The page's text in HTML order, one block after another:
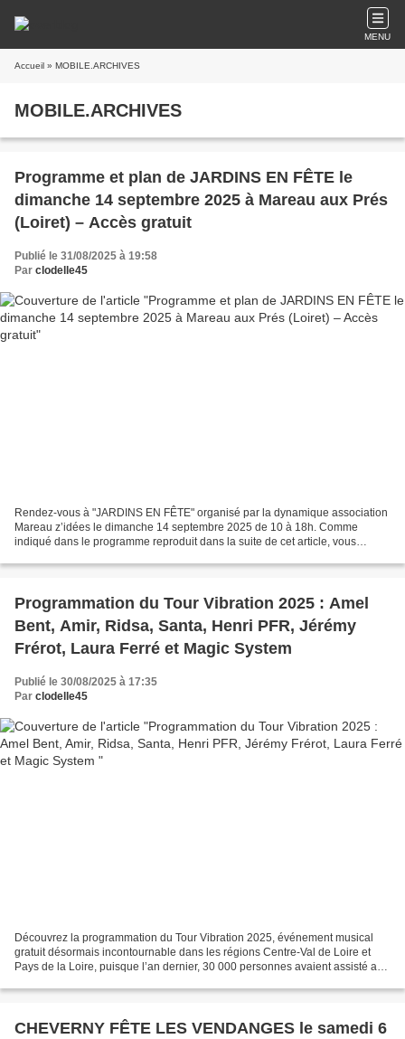
MENU
Accueil » MOBILE.ARCHIVES
MOBILE.ARCHIVES
Programme et plan de JARDINS EN FÊTE le
dimanche 14 septembre 2025 à Mareau aux Prés
(Loiret) – Accès gratuit
Publié le 31/08/2025 à 19:58
Par clodelle45
Rendez-vous à "JARDINS EN FÊTE" organisé par la dynamique association
Mareau z’idées le dimanche 14 septembre 2025 de 10 à 18h. Comme
indiqué dans le programme reproduit dans la suite de cet article, vous
Programmation du Tour Vibration 2025 : Amel
Bent, Amir, Ridsa, Santa, Henri PFR, Jérémy
Frérot, Laura Ferré et Magic System
Publié le 30/08/2025 à 17:35
Par clodelle45
Découvrez la programmation du Tour Vibration 2025, événement musical
gratuit désormais incontournable dans les régions Centre-Val de Loire et
Pays de la Loire, puisque l’an dernier, 30 000 personnes avaient assisté aux
CHEVERNY FÊTE LES VENDANGES le samedi 6